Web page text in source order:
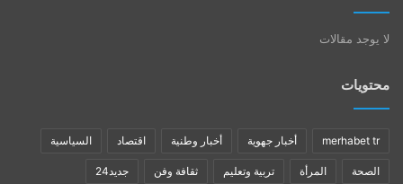
لا يوجد مقالات
محتويات
merhabet tr أخبار جهوية أخبار وطنية اقتصاد السياسية
الصحة المرأة تربية وتعليم ثقافة وفن جديد24